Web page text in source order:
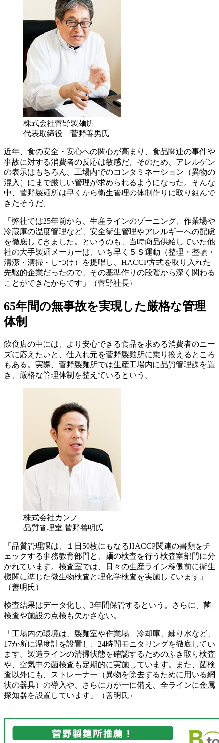
株式会社菅野製麺所
代表取締役 菅野善男氏
近年、食の安全・安心への関心が高まり、食品関連の事件や
事故に対する消費者の反応は敏感だ。そのため、アレルゲン
の表示はもちろん、工場内でのコンタミネーション（異物の
混入）にまで厳しい管理が求められるようになった。そんな
中、菅野製麺所は早くから衛生管理の体制作りに取り組んで
きたそうだ。
「弊社では25年前から、生産ラインのゾーニング、作業場や
冷蔵庫の温度管理など、安全衛生管理やアレルギーへの配慮
を徹底してきました。というのも、当時商品供給していた他
社の大手製麺メーカーは、いち早く５Ｓ運動（整理・整頓・
清潔・清掃・しつけ）を提唱し、HACCP方式を取り入れた
先駆的企業だったので、その基準作りの段階から深く関わる
ことができたからです」（菅野社長）
65年間の無事故を実現した厳格な管理
体制
飲食店の中には、より安心できる食品を求める消費者のニー
ズに応えたいと、仕入れ元を菅野製麺所に乗り換えるところ
もある。実際、菅野製麺所では生産工場内に品質管理課を置
き、厳格な管理体制を整えているという。
株式会社カンノ
品質管理室 菅野善明氏
「品質管理課は、１日 50枚にもなるHACCP関連の書類をチ
ェックする事務教育部門と、麺の検査を行う検査室部門に分
かれています。検査室では、日々の生産ライン稼働前に衛生
機関に準じた微生物検査と理化学検査を実施しています」
（善明氏）
検査結果はデータ化し、3年間保管するという。さらに、菌
検査や施設の点検も欠かさない。
「工場内の環境は、製麺室や作業場、冷却庫、練り水など、
17か所に温度計を設置し、24時間モニタリングを徹底してい
ます。製造ラインの清掃状態を確認するためのふき取り検査
や、空気中の菌検査も定期的に実施しています。また、菌検
査以外にも、ストレーナー（異物を除去するために用いる網
状の器具）の導入や、さらに万が一に備え、全ラインに金属
探知器を設置しています」（善明氏）